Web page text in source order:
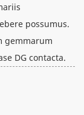
possumus.
gemmarum
DG contacta.